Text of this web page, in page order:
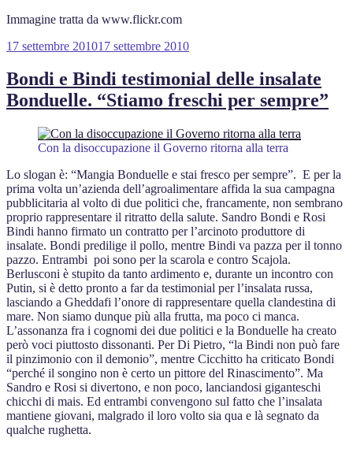
Immagine tratta da www.flickr.com
Pubblicato
17 settembre 201017 settembre 2010
Bondi e Bindi testimonial delle insalate
Bonduelle. “Stiamo freschi per sempre”
Con la disoccupazione il Governo ritorna alla terra
Lo slogan è: “Mangia Bonduelle e stai fresco per sempre”. E per la
prima volta un’azienda dell’agroalimentare affida la sua campagna
pubblicitaria al volto di due politici che, francamente, non sembrano
proprio rappresentare il ritratto della salute. Sandro Bondi e Rosi
Bindi hanno firmato un contratto per l’arcinoto produttore di
insalate. Bondi predilige il pollo, mentre Bindi va pazza per il tonno
pazzo. Entrambi poi sono per la scarola e contro Scajola.
Berlusconi è stupito da tanto ardimento e, durante un incontro con
Putin, si è detto pronto a far da testimonial per l’insalata russa,
lasciando a Gheddafi l’onore di rappresentare quella clandestina di
mare. Non siamo dunque più alla frutta, ma poco ci manca.
L’assonanza fra i cognomi dei due politici e la Bonduelle ha creato
però voci piuttosto dissonanti. Per Di Pietro, “la Bindi non può fare
il pinzimonio con il demonio”, mentre Cicchitto ha criticato Bondi
“perché il songino non è certo un pittore del Rinascimento”. Ma
Sandro e Rosi si divertono, e non poco, lanciandosi giganteschi
chicchi di mais. Ed entrambi convengono sul fatto che l’insalata
mantiene giovani, malgrado il loro volto sia qua e là segnato da
qualche rughetta.